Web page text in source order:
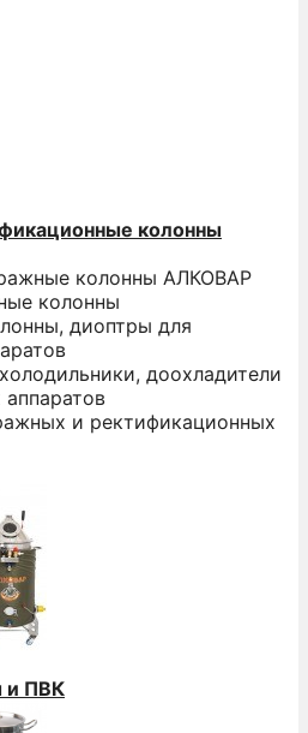
колонны
колонны АЛКОВАР
колонны
диоптры для
доохладители
и ректификационных
и ПВК